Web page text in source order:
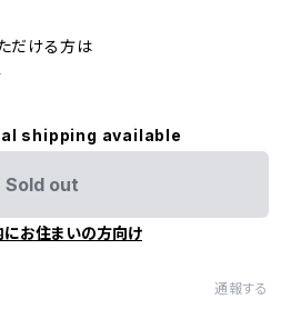
だける方は
shipping available
Sold out
にお住まいの方向け
通報する